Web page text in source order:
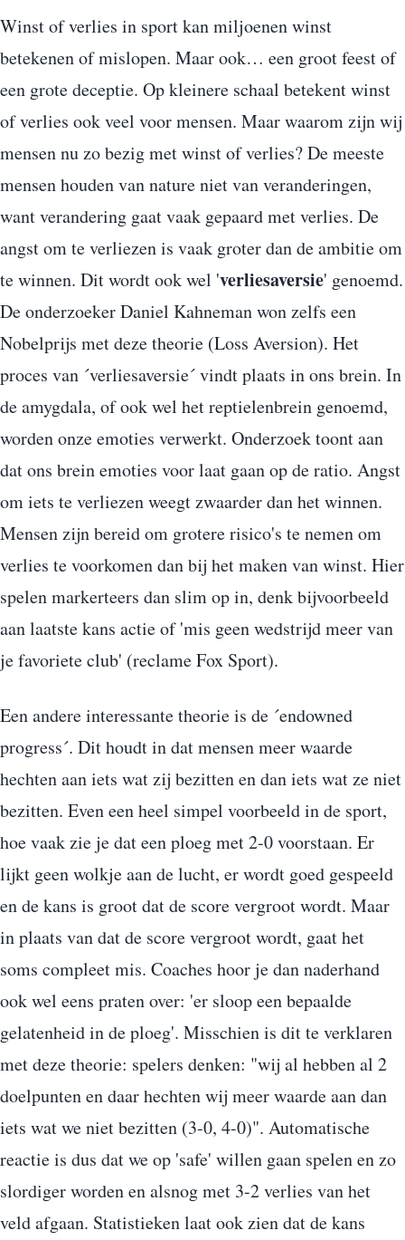
Winst of verlies in sport kan miljoenen winst
betekenen of mislopen. Maar ook… een groot feest of
een grote deceptie. Op kleinere schaal betekent winst
of verlies ook veel voor mensen. Maar waarom zijn wij
mensen nu zo bezig met winst of verlies? De meeste
mensen houden van nature niet van veranderingen,
want verandering gaat vaak gepaard met verlies. De
angst om te verliezen is vaak groter dan de ambitie om
te winnen. Dit wordt ook wel 'verliesaversie' genoemd.
De onderzoeker Daniel Kahneman won zelfs een
Nobelprijs met deze theorie (Loss Aversion). Het
proces van ´verliesaversie´ vindt plaats in ons brein. In
de amygdala, of ook wel het reptielenbrein genoemd,
worden onze emoties verwerkt. Onderzoek toont aan
dat ons brein emoties voor laat gaan op de ratio. Angst
om iets te verliezen weegt zwaarder dan het winnen.
Mensen zijn bereid om grotere risico's te nemen om
verlies te voorkomen dan bij het maken van winst. Hier
spelen markerteers dan slim op in, denk bijvoorbeeld
aan laatste kans actie of 'mis geen wedstrijd meer van
je favoriete club' (reclame Fox Sport).
Een andere interessante theorie is de ´endowned
progress´. Dit houdt in dat mensen meer waarde
hechten aan iets wat zij bezitten en dan iets wat ze niet
bezitten. Even een heel simpel voorbeeld in de sport,
hoe vaak zie je dat een ploeg met 2-0 voorstaan. Er
lijkt geen wolkje aan de lucht, er wordt goed gespeeld
en de kans is groot dat de score vergroot wordt. Maar
in plaats van dat de score vergroot wordt, gaat het
soms compleet mis. Coaches hoor je dan naderhand
ook wel eens praten over: 'er sloop een bepaalde
gelatenheid in de ploeg'. Misschien is dit te verklaren
met deze theorie: spelers denken: "wij al hebben al 2
doelpunten en daar hechten wij meer waarde aan dan
iets wat we niet bezitten (3-0, 4-0)". Automatische
reactie is dus dat we op 'safe' willen gaan spelen en zo
slordiger worden en alsnog met 3-2 verlies van het
veld afgaan. Statistieken laat ook zien dat de kans